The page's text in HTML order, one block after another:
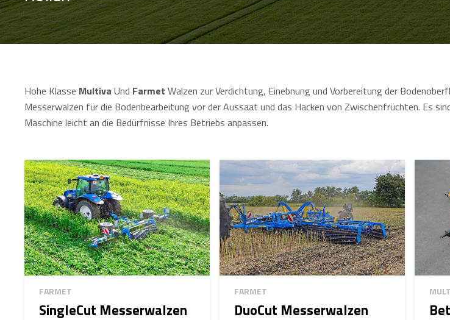
Hohe Klasse Multiva Und Farmet Walzen zur Verdichtung, Einebnung und Vorbereitung der
Messerwalzen für die Bodenbearbeitung vor der Aussaat und das Hacken von Zwischenfrüchten. Es
Maschine leicht an die Bedürfnisse Ihres Betriebs anpassen.
FARMET
SingleCut Messerwalzen
FARMET
DuoCut Messerwalzen